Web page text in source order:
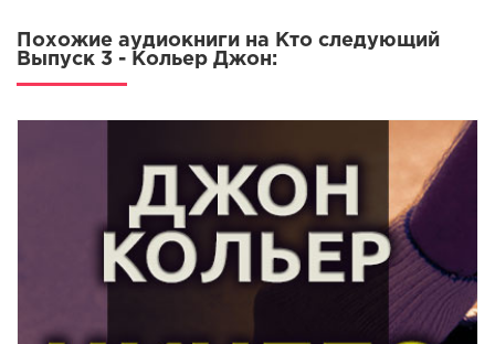
Похожие аудиокниги на Кто следующий
Выпуск 3 - Кольер Джон: